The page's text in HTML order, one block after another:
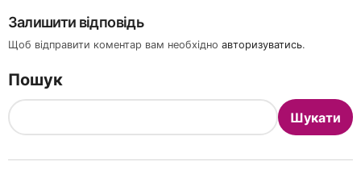
Залишити відповідь
Щоб відправити коментар вам необхідно авторизуватись.
Пошук
Шукати